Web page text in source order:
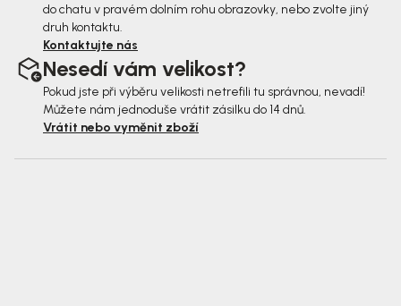
do chatu v pravém dolním rohu obrazovky, nebo zvolte jiný
druh kontaktu.
Kontaktujte nás
Nesedí vám velikost?
Pokud jste při výběru velikosti netrefili tu správnou, nevadí!
Můžete nám jednoduše vrátit zásilku do 14 dnů.
Vrátit nebo vyměnit zboží